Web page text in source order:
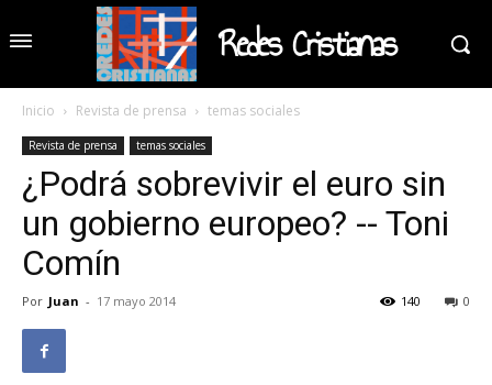
Redes Cristianas
Inicio Revista de prensa temas sociales
Revista de prensa temas sociales
¿Podrá sobrevivir el euro sin
un gobierno europeo? -- Toni
Comín
Por Juan - 17 mayo 2014 0
140